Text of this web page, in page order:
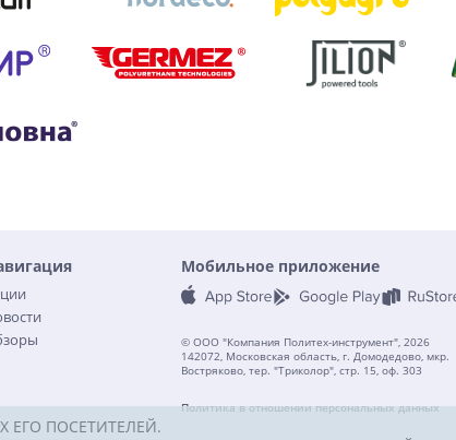
Мобильное приложение
© ООО "Компания Политех-инструмент", 2026
142072, Московская область, г. Домодедово, мкр.
Востряково, тер. "Триколор", стр. 15, оф. 303
Политика в отношении персональных данных
ЕГО ПОСЕТИТЕЛЕЙ.